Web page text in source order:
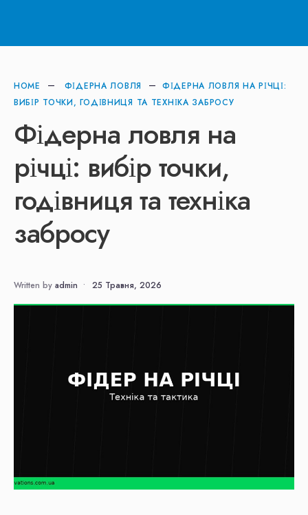
HOME ФІДЕРНА ЛОВЛЯ
ФІДЕРНА ЛОВЛЯ НА РІЧЦІ:
ВИБІР ТОЧКИ, ГОДІВНИЦЯ ТА ТЕХНІКА ЗАБРОСУ
Фідерна ловля на
річці: вибір точки,
годівниця та техніка
забросу
Written by admin • 25 Травня, 2026